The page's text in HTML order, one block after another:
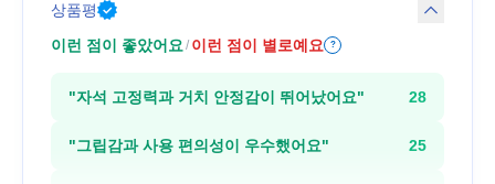
상품평
이런 점이 좋았어요/ 이런 점이 별로예요 ?
"자석 고정력과 거치 안정감이 뛰어났어요" 28
"그립감과 사용 편의성이 우수했어요" 25